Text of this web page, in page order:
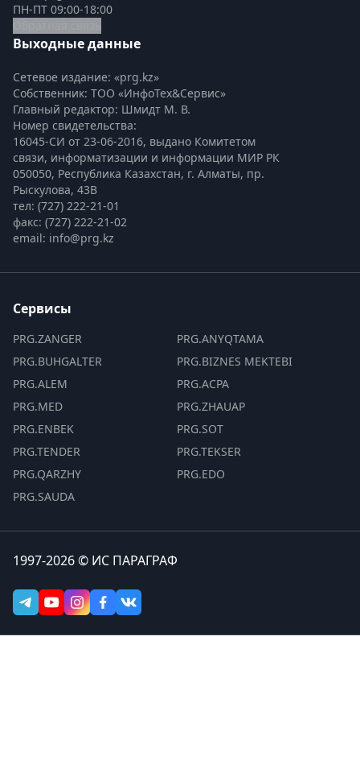
ПН-ПТ 09:00-18:00
Выходные данные
Сетевое издание: «prg.kz»
Собственник: ТОО «ИнфоТех&Сервис»
Главный редактор: Шмидт М. В.
Номер свидетельства:
16045-СИ от 23-06-2016, выдано Комитетом
связи, информатизации и информации МИР РК
050050, Республика Казахстан, г. Алматы, пр.
Рыскулова, 43В
тел: (727) 222-21-01
факс: (727) 222-21-02
email: info@prg.kz
Сервисы
PRG.ZANGER
PRG.BUHGALTER
PRG.ALEM
PRG.MED
PRG.ENBEK
PRG.TENDER
PRG.QARZHY
PRG.SAUDA
PRG.ANYQTAMA
PRG.BIZNES MEKTEBI
PRG.ACPA
PRG.ZHAUAP
PRG.SOT
PRG.TEKSER
PRG.EDO
1997-2026 © ИС ПАРАГРАФ